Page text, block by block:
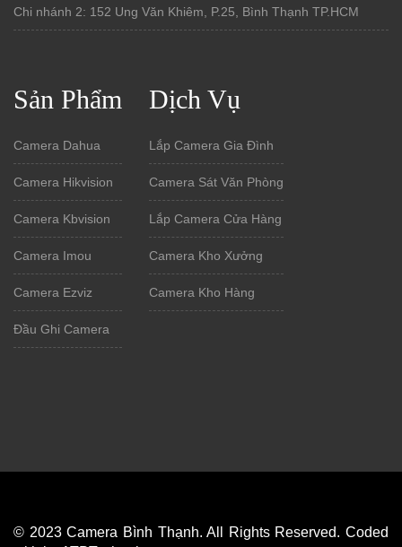
Chi nhánh 2: 152 Ung Văn Khiêm, P.25, Bình Thạnh TP.HCM
Sản Phẩm
Camera Dahua
Camera Hikvision
Camera Kbvision
Camera Imou
Camera Ezviz
Đầu Ghi Camera
Dịch Vụ
Lắp Camera Gia Đình
Camera Sát Văn Phòng
Lắp Camera Cửa Hàng
Camera Kho Xưởng
Camera Kho Hàng
© 2023 Camera Bình Thạnh. All Rights Reserved. Coded